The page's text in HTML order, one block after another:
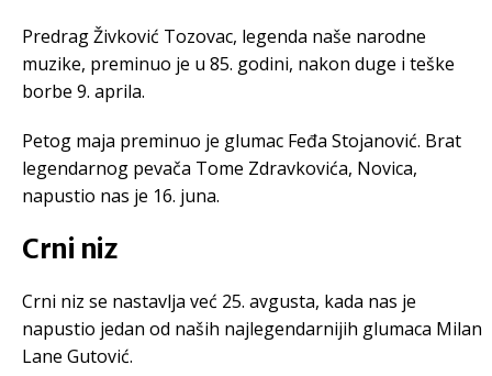
Predrag Živković Tozovac, legenda naše narodne
muzike, preminuo je u 85. godini, nakon duge i teške
borbe 9. aprila.
Petog maja preminuo je glumac Feđa Stojanović. Brat
legendarnog pevača Tome Zdravkovića, Novica,
napustio nas je 16. juna.
Crni niz
Crni niz se nastavlja već 25. avgusta, kada nas je
napustio jedan od naših najlegendarnijih glumaca Milan
Lane Gutović.